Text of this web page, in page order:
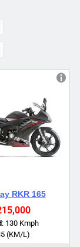
RKR 165
: 130 Kmph
(KM/L)
Kmph (Approx)
(Approx)
Disc